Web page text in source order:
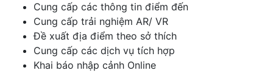
Cung cấp các thông tin điểm đến
Cung cấp trải nghiệm AR/ VR
Đề xuất địa điểm theo sở thích
Cung cấp các dịch vụ tích hợp
Khai báo nhập cảnh Online